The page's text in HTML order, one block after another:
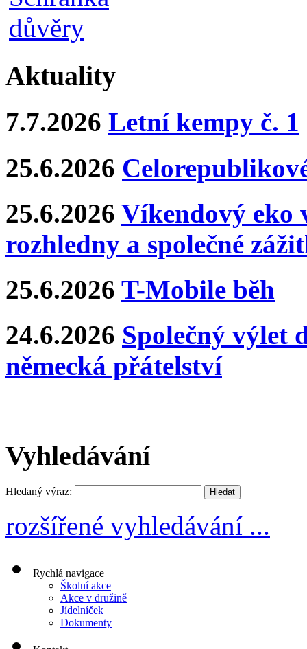
Aktuality
7.7.2026 Letní kempy č. 1
25.6.2026
25.6.2026 Víkendový eko
rozhledny a společné
25.6.2026 T-Mobile běh
24.6.2026 Společný výlet
německá přátelství
Vyhledávání
Hledaný výraz:
rozšířené vyhledávání ...
Rychlá navigace
Školní akce
Akce v družině
Jídelníček
Dokumenty